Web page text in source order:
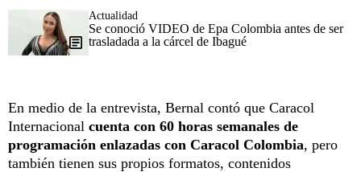
Actualidad
Se conoció VIDEO de Epa Colombia antes de ser
trasladada a la cárcel de Ibagué
En medio de la entrevista, Bernal contó que Caracol
Internacional cuenta con 60 horas semanales de
programación enlazadas con Caracol Colombia, pero
también tienen sus propios formatos, contenidos